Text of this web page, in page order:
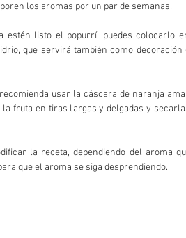
los aromas por un par de semanas.
estén listo el popurrí, puedes colocarlo
que servirá también como decoración
usar la cáscara de naranja
la fruta en tiras largas y delgadas y
la receta, dependiendo del aroma
que el aroma se siga desprendiendo.